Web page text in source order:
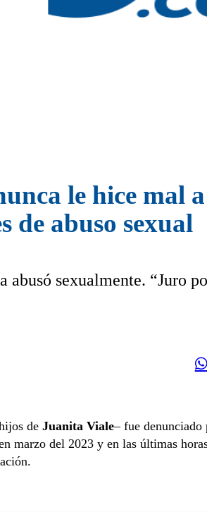
le hice mal
de abuso sexual
sexualmente. “Juro
de Juanita Viale– fue denunciado
marzo del 2023 y en las últimas